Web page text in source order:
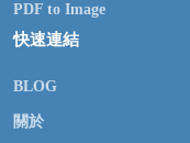
PDF to Image
快速連結
BLOG
關於